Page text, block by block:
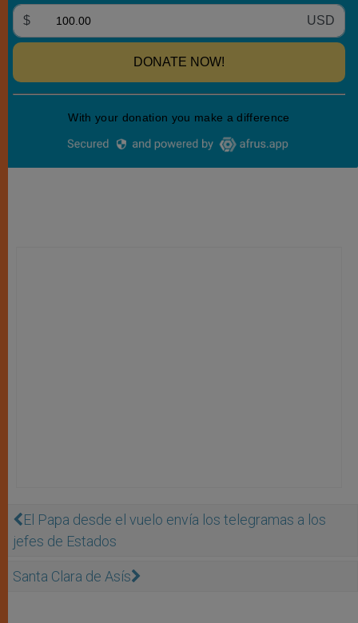
El Papa desde el vuelo envía los telegramas a los
jefes de Estados
Santa Clara de Asís